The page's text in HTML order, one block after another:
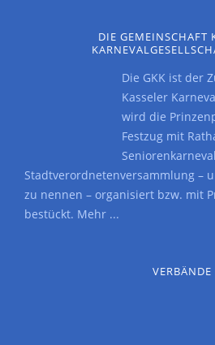
DIE GEMEINSCHAFT
Die GKK ist der
Kasseler
wird die
Festzug mit
Stadtverordnetenversammlung –
zu nennen – organisiert bzw. mit
bestückt. Mehr ...
VERBÄNDE